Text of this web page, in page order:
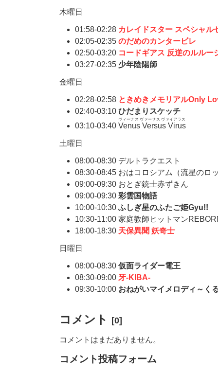
木曜日
01:58-02:28 カレイドスター スペシャル
02:05-02:35 のだめのカンタービレ
02:50-03:20 コードギアス 反逆のルルー
03:27-02:35 少年陰陽師
金曜日
02:28-02:58 ときめきメモリアルOnly
02:40-03:10 ひだまりスケッチ
03:10-03:40 Venus Versus Virus
ヴィーナス ヴァーサス ヴァイアラス
土曜日
08:00-08:30 デルトラクエスト
08:30-08:45 おはコロシアム（流星のロ
09:00-09:30 おとぎ銃士赤ずきん
09:00-09:30 彩雲国物語
10:00-10:30 ふしぎ星のふたご姫Gyu!!
10:30-11:00 家庭教師ヒットマン
18:00-18:30 天保異聞 妖奇士
日曜日
08:00-08:30 仮面ライダー電王
08:30-09:00 牙-KIBA-
09:30-10:00 おねがいマイメロディ～く
コメント [0]
コメントはまだありません。
コメント投稿フォーム